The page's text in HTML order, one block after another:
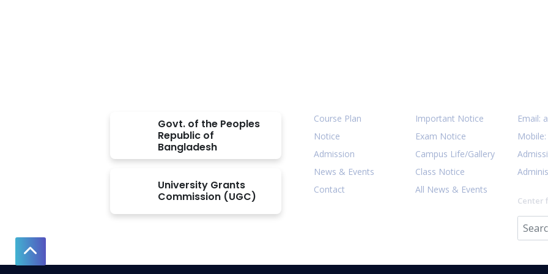
Govt. of the Peoples
Republic of
Bangladesh
University Grants
Commission (UGC)
Course Plan
Notice
Admission
News & Events
Contact
Important Notice
Exam Notice
Campus Life/Gallery
Class Notice
All News & Events
Email:
Mobile:
Center